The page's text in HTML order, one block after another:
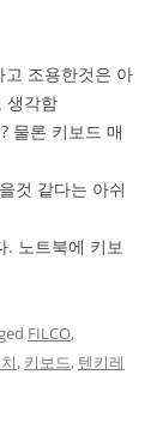
조용한것은 아
생각함
물론 키보드 매
것 같다는 아쉬
. 노트북에 키보
FILCO,
, 키보드, 텐키레